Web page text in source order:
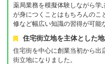
薬局業務を模擬体験しながら学
が身につくことはもちろんのこ
修など幅広い知識の習得が可能
住宅街立地を主体とした
住宅街を中心に創業当初から出
街立地になりました。